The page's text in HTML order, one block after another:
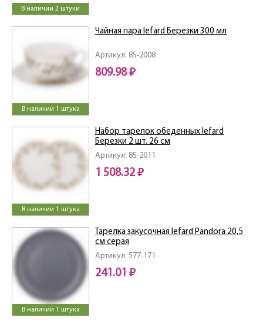
В наличии 2 штуки
В наличии 1 штука
Артикул: 85-2008
Чайная пара lefard Березки 300 мл
809.98 ₽
В наличии 1 штука
Артикул: 85-2011
Набор тарелок обеденных lefard
Березки 2 шт. 26 см
1 508.32 ₽
В наличии 1 штука
Артикул: 577-171
Тарелка закусочная lefard Pandora 20,5
см серая
241.01 ₽